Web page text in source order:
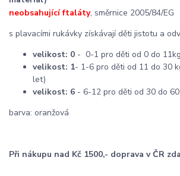
neobsahující ftaláty, směrnice 2005/84/EG
s plavacími rukávky získávají děti jistotu a
velikost: 0 - 0-1 pro děti od 0 do
velikost: 1- 1-6 pro děti od 11 do 30
let)
velikost: 6 - 6-12 pro děti od 30 do
barva: oranžová
Při nákupu nad Kč 1500,- doprava v ČR